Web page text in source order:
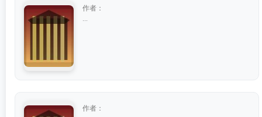
作者：
作者：